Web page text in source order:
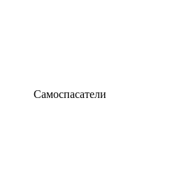
Самоспасатели